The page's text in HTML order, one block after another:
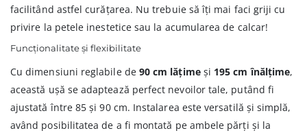
facilitând astfel curățarea. Nu trebuie să îți mai faci griji cu
privire la petele inestetice sau la acumularea de calcar!
Funcționalitate și flexibilitate
Cu dimensiuni reglabile de 90 cm lățimeși 195 cm înălțime,
această ușă se adaptează perfect nevoilor tale, putând fi
ajustată între 85 și 90 cm. Instalarea este versatilă și simplă,
având posibilitatea de a fi montată pe ambele părți și la